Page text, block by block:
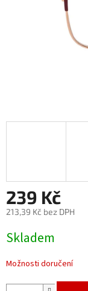
239 Kč
213,39 Kč bez DPH
cena:
Skladem
Možnosti doručení